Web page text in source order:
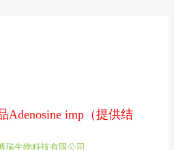
Adenosine imp（提供结
瑞生物科技有限公司